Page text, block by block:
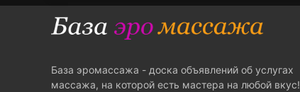
База эромассажа - доска объявлений об услугах
массажа, на которой есть мастера на любой вкус!